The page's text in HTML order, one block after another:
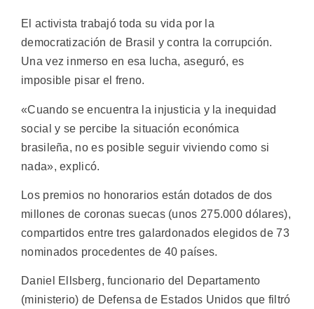
El activista trabajó toda su vida por la
democratización de Brasil y contra la corrupción.
Una vez inmerso en esa lucha, aseguró, es
imposible pisar el freno.
«Cuando se encuentra la injusticia y la inequidad
social y se percibe la situación económica
brasileña, no es posible seguir viviendo como si
nada», explicó.
Los premios no honorarios están dotados de dos
millones de coronas suecas (unos 275.000 dólares),
compartidos entre tres galardonados elegidos de 73
nominados procedentes de 40 países.
Daniel Ellsberg, funcionario del Departamento
(ministerio) de Defensa de Estados Unidos que filtró